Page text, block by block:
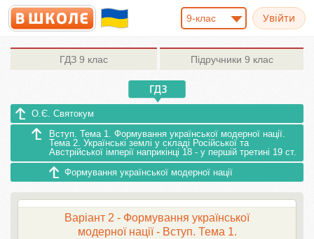
9-клас
ГДЗ 9 клас Підручники 9 клас
О.Є. Святокум
Вступ. Тема 1. Формування української модерної нації.
Тема 2. Українські землі у складі Російської та
Австрійської імперії наприкінці 18 - у першій третині 19 ст.
Формування української модерної нації
Варіант 2 - Формування української
модерної нації - Вступ. Тема 1.